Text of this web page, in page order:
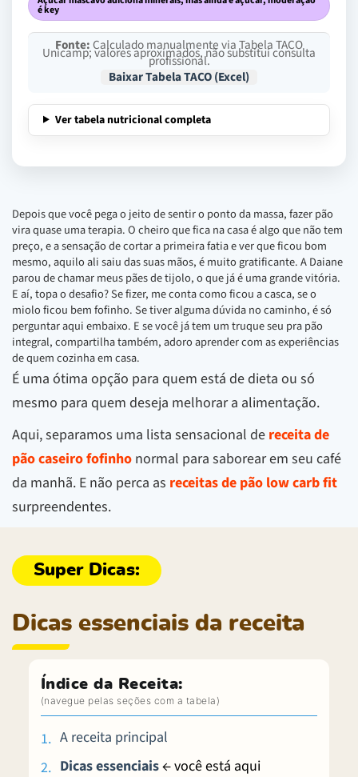
é key
Fonte:Calculado manualmente via Tabela TACO
Unicamp; valores aproximados, não substitui consulta
profissional.
Baixar Tabela TACO (Excel)
Ver tabela nutricional completa
Depois que você pega o jeito de sentir o ponto da massa, fazer pão
vira quase uma terapia. O cheiro que fica na casa é algo que não tem
preço, e a sensação de cortar a primeira fatia e ver que ficou bom
mesmo, aquilo ali saiu das suas mãos, é muito gratificante. A Daiane
parou de chamar meus pães de tijolo, o que já é uma grande vitória.
E aí, topa o desafio? Se fizer, me conta como ficou a casca, se o
miolo ficou bem fofinho. Se tiver alguma dúvida no caminho, é só
perguntar aqui embaixo. E se você já tem um truque seu pra pão
integral, compartilha também, adoro aprender com as experiências
de quem cozinha em casa.
É uma ótima opção para quem está de dieta ou só
mesmo para quem deseja melhorar a alimentação.
Aqui, separamos uma lista sensacional de receita de
pão caseiro fofinho normal para saborear em seu café
da manhã. E não perca as receitas de pão low carb fit
surpreendentes.
Dicas essenciais da receita
Índice da Receita:
A receita principal
Dicas essenciais← você está aqui